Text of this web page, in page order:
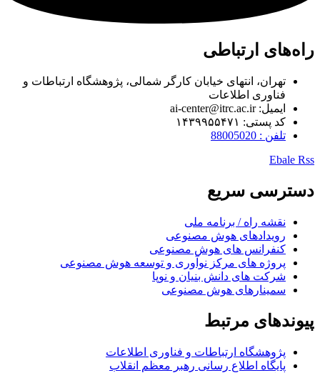
راه‌های ارتباطی
تهران، انتهای خیابان کارگر شمالی، پژوهشگاه ارتباطات و
فناوری اطلاعات
ایمیل: ai-center@itrc.ac.ir
کد پستی: ۱۴۳۹۹۵۵۴۷۱
تلفن : 88005020
Ebale Rss
دسترسی سریع
نقشه راه / برنامه ملی
رویدادهای هوش مصنوعی
کنفرانس های هوش مصنوعی
پروژه های مرکز نوآوری و توسعه هوش مصنوعی
شرکت های دانش بنیان و نوپا
سمینارهای هوش مصنوعی
پیوندهای مرتبط
پژوهشگاه ارتباطات و فناوری اطلاعات
پایگاه اطلاع رسانی رهبر معظم انقلاب